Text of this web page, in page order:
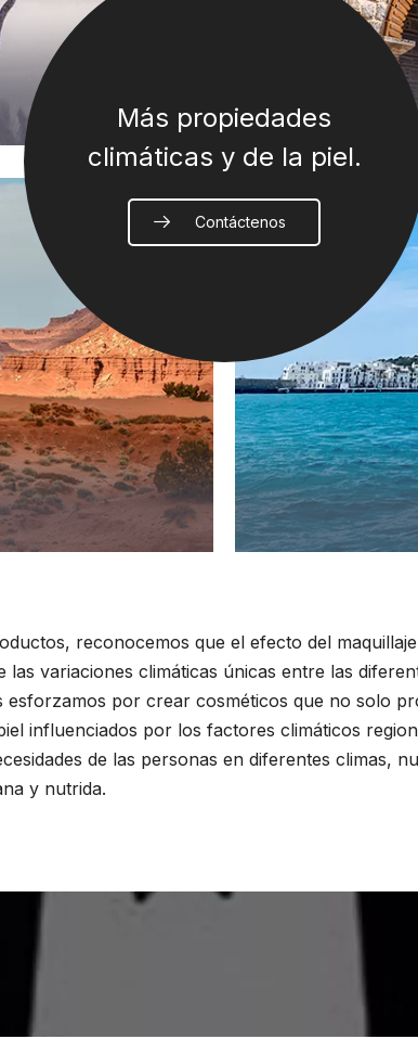
Más propiedades
climáticas y de la piel.
Contáctenos
reconocemos que el efecto del
variaciones climáticas únicas entre las
por crear cosméticos que no solo
influenciados por los factores climáticos
de las personas en diferentes climas,
y nutrida.